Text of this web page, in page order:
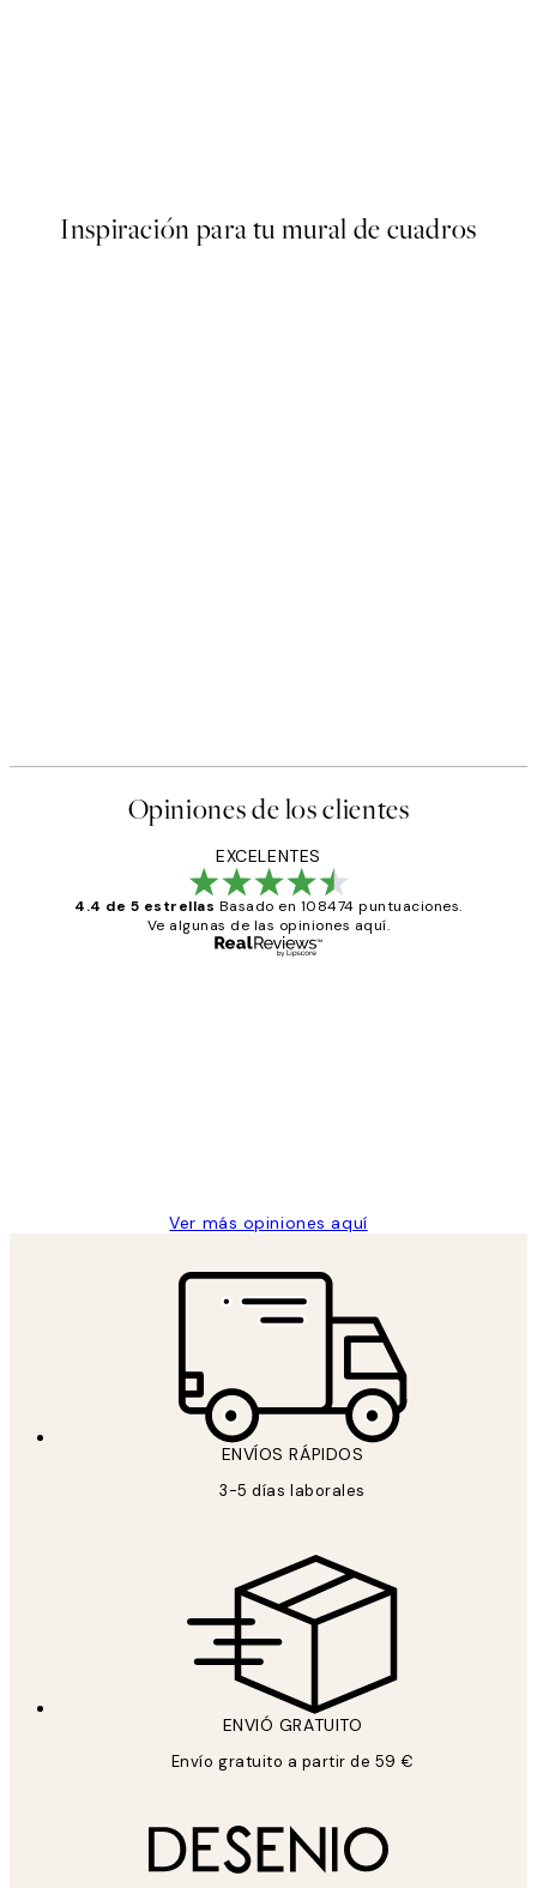
Inspiración para tu mural de cuadros
Opiniones de los clientes
EXCELENTES
4.4 de 5 estrellas Basado en 108474 puntuaciones.
Ve algunas de las opiniones aquí.
Ver más opiniones aquí
ENVÍOS RÁPIDOS
3-5 días laborales
ENVIÓ GRATUITO
Envío gratuito a partir de 59 €